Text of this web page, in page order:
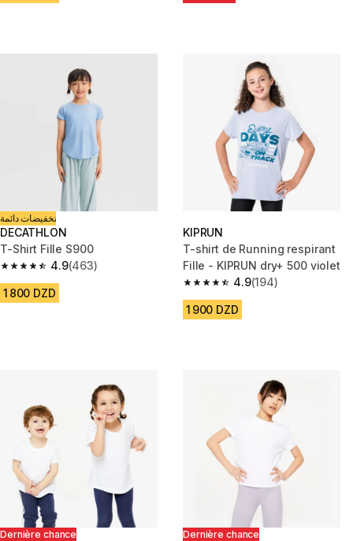
تخفيضات دائمة
DECATHLON
T-Shirt Fille S900
4.9
4.9 out of 5 stars from 463 reviews
(463)
1 800 DZD
KIPRUN
T-shirt de Running respirant
Fille - KIPRUN dry+ 500 violet
4.9
4.9 out of 5 stars from 194
(194)
1 900 DZD
Dernière chance Dernière chance